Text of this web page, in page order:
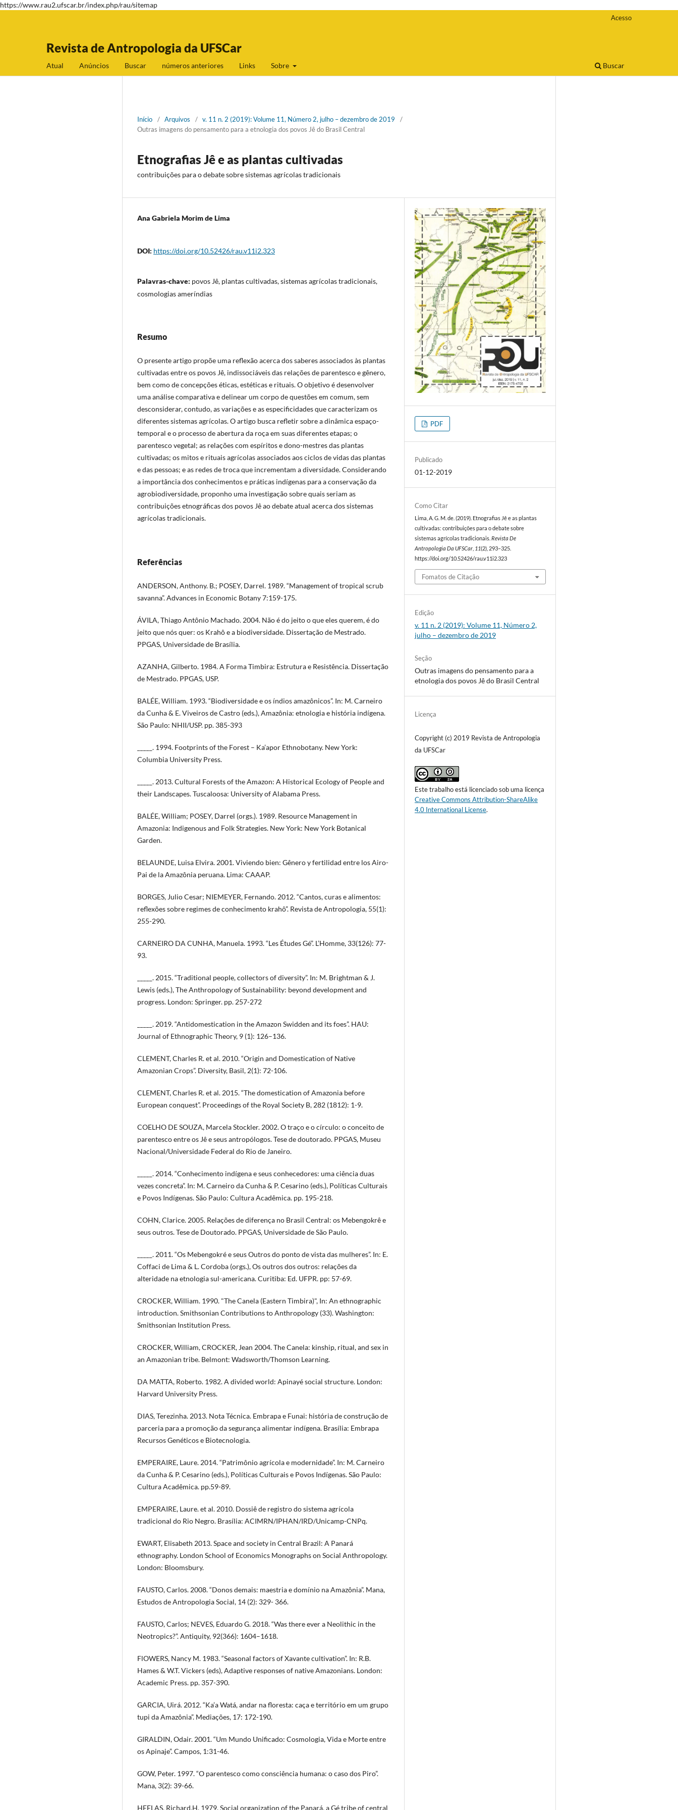
https://www.rau2.ufscar.br/index.php/rau/sitemap
Revista de Antropologia da UFSCar
Atual Anúncios Buscar números anteriores Links Sobre Buscar
Acesso
Início / Arquivos / v. 11 n. 2 (2019): Volume 11, Número 2, julho – dezembro de 2019
/
Outras imagens do pensamento para a etnologia dos povos Jê do Brasil Central
Etnografias Jê e as plantas cultivadas
contribuições para o debate sobre sistemas agrícolas tradicionais
Ana Gabriela Morim de Lima
DOI: https://doi.org/10.52426/rau.v11i2.323
Palavras-chave: povos Jê, plantas cultivadas, sistemas agrícolas tradicionais,
cosmologias ameríndias
Resumo
O presente artigo propõe uma reflexão acerca dos saberes associados às plantas
cultivadas entre os povos Jê, indissociáveis das relações de parentesco e gênero,
bem como de concepções éticas, estéticas e rituais. O objetivo é desenvolver
uma análise comparativa e delinear um corpo de questões em comum, sem
desconsiderar, contudo, as variações e as especificidades que caracterizam os
diferentes sistemas agrícolas. O artigo busca refletir sobre a dinâmica espaço-
temporal e o processo de abertura da roça em suas diferentes etapas; o
parentesco vegetal; as relações com espíritos e dono-mestres das plantas
cultivadas; os mitos e rituais agrícolas associados aos ciclos de vidas das plantas
e das pessoas; e as redes de troca que incrementam a diversidade. Considerando
a importância dos conhecimentos e práticas indígenas para a conservação da
agrobiodiversidade, proponho uma investigação sobre quais seriam as
contribuições etnográficas dos povos Jê ao debate atual acerca dos sistemas
agrícolas tradicionais.
Referências
ANDERSON, Anthony. B.; POSEY, Darrel. 1989. “Management of tropical scrub
savanna”. Advances in Economic Botany 7:159-175.
ÁVILA, Thiago Antônio Machado. 2004. Não é do jeito o que eles querem, é do
jeito que nós quer: os Krahô e a biodiversidade. Dissertação de Mestrado.
PPGAS, Universidade de Brasília.
AZANHA, Gilberto. 1984. A Forma Timbira: Estrutura e Resistência. Dissertação
de Mestrado. PPGAS, USP.
BALÉE, William. 1993. “Biodiversidade e os índios amazônicos”. In: M. Carneiro
da Cunha & E. Viveiros de Castro (eds.), Amazônia: etnologia e história indígena.
São Paulo: NHII/USP. pp. 385-393
_____. 1994. Footprints of the Forest – Ka’apor Ethnobotany. New York:
Columbia University Press.
_____. 2013. Cultural Forests of the Amazon: A Historical Ecology of People and
their Landscapes. Tuscaloosa: University of Alabama Press.
BALÉE, William; POSEY, Darrel (orgs.). 1989. Resource Management in
Amazonia: Indigenous and Folk Strategies. New York: New York Botanical
Garden.
BELAUNDE, Luisa Elvira. 2001. Viviendo bien: Gênero y fertilidad entre los Airo-
Pai de la Amazônia peruana. Lima: CAAAP.
BORGES, Julio Cesar; NIEMEYER, Fernando. 2012. “Cantos, curas e alimentos:
reflexões sobre regimes de conhecimento krahô”. Revista de Antropologia, 55(1):
255-290.
CARNEIRO DA CUNHA, Manuela. 1993. “Les Études Gé”. L’Homme, 33(126): 77-
93.
_____. 2015. “Traditional people, collectors of diversity”. In: M. Brightman & J.
Lewis (eds.), The Anthropology of Sustainability: beyond development and
progress. London: Springer. pp. 257-272
_____. 2019. “Antidomestication in the Amazon Swidden and its foes”. HAU:
Journal of Ethnographic Theory, 9 (1): 126–136.
CLEMENT, Charles R. et al. 2010. “Origin and Domestication of Native
Amazonian Crops”. Diversity, Basil, 2(1): 72-106.
CLEMENT, Charles R. et al. 2015. “The domestication of Amazonia before
European conquest”. Proceedings of the Royal Society B, 282 (1812): 1-9.
COELHO DE SOUZA, Marcela Stockler. 2002. O traço e o círculo: o conceito de
parentesco entre os Jê e seus antropólogos. Tese de doutorado. PPGAS, Museu
Nacional/Universidade Federal do Rio de Janeiro.
_____. 2014. “Conhecimento indígena e seus conhecedores: uma ciência duas
vezes concreta”. In: M. Carneiro da Cunha & P. Cesarino (eds.), Políticas Culturais
e Povos Indígenas. São Paulo: Cultura Acadêmica. pp. 195-218.
COHN, Clarice. 2005. Relações de diferença no Brasil Central: os Mebengokrê e
seus outros. Tese de Doutorado. PPGAS, Universidade de São Paulo.
_____. 2011. “Os Mebengokré e seus Outros do ponto de vista das mulheres”. In: E.
Coffaci de Lima & L. Cordoba (orgs.), Os outros dos outros: relações da
alteridade na etnologia sul-americana. Curitiba: Ed. UFPR. pp: 57-69.
CROCKER, William. 1990. "The Canela (Eastern Timbira)", In: An ethnographic
introduction. Smithsonian Contributions to Anthropology (33). Washington:
Smithsonian Institution Press.
CROCKER, William, CROCKER, Jean 2004. The Canela: kinship, ritual, and sex in
an Amazonian tribe. Belmont: Wadsworth/Thomson Learning.
DA MATTA, Roberto. 1982. A divided world: Apinayé social structure. London:
Harvard University Press.
DIAS, Terezinha. 2013. Nota Técnica. Embrapa e Funai: história de construção de
parceria para a promoção da segurança alimentar indígena. Brasília: Embrapa
Recursos Genéticos e Biotecnologia.
EMPERAIRE, Laure. 2014. “Patrimônio agrícola e modernidade”. In: M. Carneiro
da Cunha & P. Cesarino (eds.), Políticas Culturais e Povos Indígenas. São Paulo:
Cultura Acadêmica. pp.59-89.
EMPERAIRE, Laure. et al. 2010. Dossiê de registro do sistema agrícola
tradicional do Rio Negro. Brasília: ACIMRN/IPHAN/IRD/Unicamp-CNPq.
EWART, Elisabeth 2013. Space and society in Central Brazil: A Panará
ethnography. London School of Economics Monographs on Social Anthropology.
London: Bloomsbury.
FAUSTO, Carlos. 2008. “Donos demais: maestria e domínio na Amazônia”. Mana,
Estudos de Antropologia Social, 14 (2): 329- 366.
FAUSTO, Carlos; NEVES, Eduardo G. 2018. “Was there ever a Neolithic in the
Neotropics?”. Antiquity, 92(366): 1604–1618.
FlOWERS, Nancy M. 1983. “Seasonal factors of Xavante cultivation”. In: R.B.
Hames & W.T. Vickers (eds), Adaptive responses of native Amazonians. London:
Academic Press. pp. 357-390.
GARCIA, Uirá. 2012. “Ka’a Watá, andar na floresta: caça e território em um grupo
tupi da Amazônia”. Mediações, 17: 172-190.
GIRALDIN, Odair. 2001. “Um Mundo Unificado: Cosmologia, Vida e Morte entre
os Apinaje”. Campos, 1:31-46.
GOW, Peter. 1997. “O parentesco como consciência humana: o caso dos Piro”.
Mana, 3(2): 39-66.
HEELAS, Richard.H. 1979. Social organization of the Panará, a Gé tribe of central
PDF
Publicado
01-12-2019
Como Citar
Lima, A. G. M. de. (2019). Etnografias Jê e as plantas
cultivadas: contribuições para o debate sobre
sistemas agrícolas tradicionais.Revista De
Antropologia Da UFSCar 11(2), 293–325.
https://doi.org/10.52426/rau.v11i2.323
Fomatos de Citação
Edição
v. 11 n. 2 (2019): Volume 11, Número 2,
julho – dezembro de 2019
Seção
Outras imagens do pensamento para a
etnologia dos povos Jê do Brasil Central
Licença
Copyright (c) 2019 Revista de Antropologia
da UFSCar
Este trabalho está licenciado sob uma licença
Creative Commons Attribution-ShareAlike
4.0 International License.